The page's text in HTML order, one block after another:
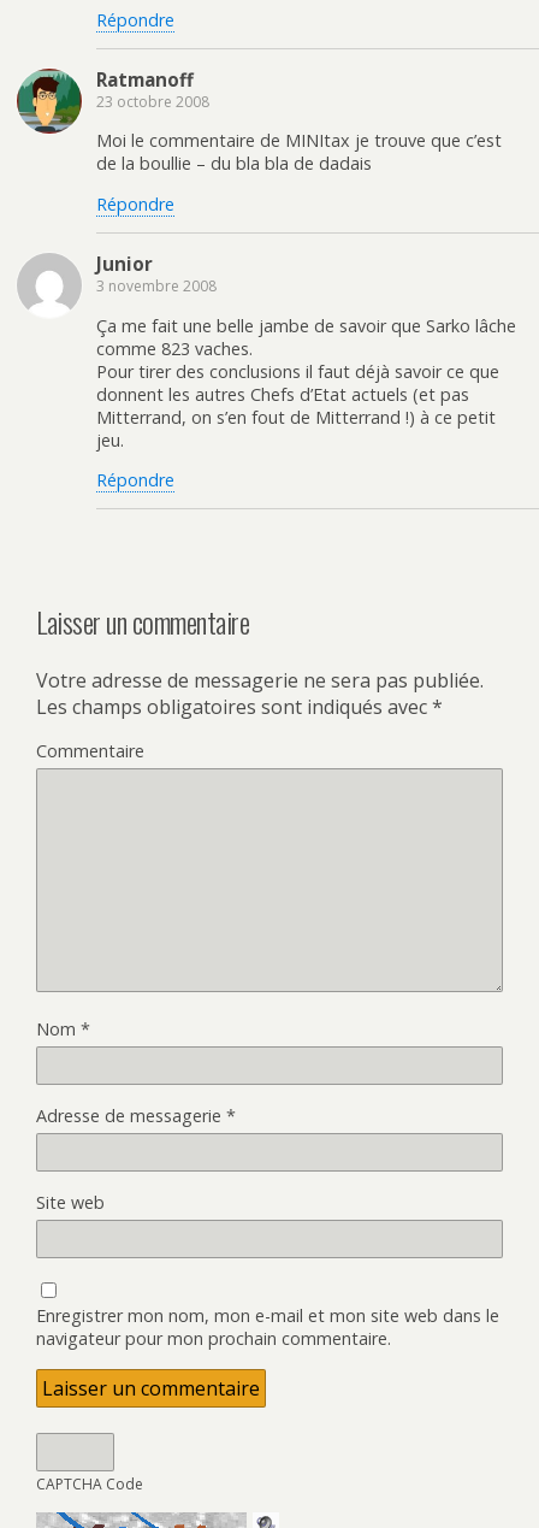
Répondre
Ratmanoff
23 octobre 2008
Moi le commentaire de MINItax je trouve que c’est
de la boullie – du bla bla de dadais
Répondre
Junior
3 novembre 2008
Ça me fait une belle jambe de savoir que Sarko lâche
comme 823 vaches.
Pour tirer des conclusions il faut déjà savoir ce que
donnent les autres Chefs d’Etat actuels (et pas
Mitterrand, on s’en fout de Mitterrand !) à ce petit
jeu.
Répondre
Laisser un commentaire
Votre adresse de messagerie ne sera pas publiée.
Les champs obligatoires sont indiqués avec*
Commentaire
Nom *
Adresse de messagerie *
Site web
Enregistrer mon nom, mon e-mail et mon site web dans le
navigateur pour mon prochain commentaire.
CAPTCHA Code